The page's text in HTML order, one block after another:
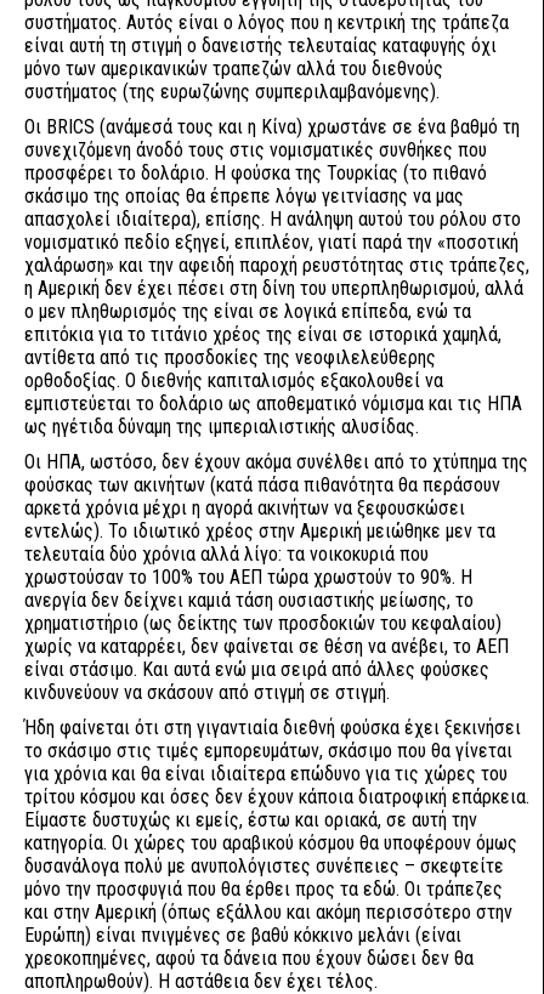
συστήματος. Αυτός είναι ο λόγος που η κεντρική της τράπεζα
είναι αυτή τη στιγμή ο δανειστής τελευταίας καταφυγής όχι
μόνο των αμερικανικών τραπεζών αλλά του διεθνούς
συστήματος (της ευρωζώνης συμπεριλαμβανόμενης).
Οι BRICS (ανάμεσά τους και η Κίνα) χρωστάνε σε ένα βαθμό τη
συνεχιζόμενη άνοδό τους στις νομισματικές συνθήκες που
προσφέρει το δολάριο. Η φούσκα της Τουρκίας (το πιθανό
σκάσιμο της οποίας θα έπρεπε λόγω γειτνίασης να μας
απασχολεί ιδιαίτερα), επίσης. Η ανάληψη αυτού του ρόλου στο
νομισματικό πεδίο εξηγεί, επιπλέον, γιατί παρά την «ποσοτική
χαλάρωση» και την αφειδή παροχή ρευστότητας στις τράπεζες,
η Αμερική δεν έχει πέσει στη δίνη του υπερπληθωρισμού, αλλά
ο μεν πληθωρισμός της είναι σε λογικά επίπεδα, ενώ τα
επιτόκια για το τιτάνιο χρέος της είναι σε ιστορικά χαμηλά,
αντίθετα από τις προσδοκίες της νεοφιλελεύθερης
ορθοδοξίας. Ο διεθνής καπιταλισμός εξακολουθεί να
εμπιστεύεται το δολάριο ως αποθεματικό νόμισμα και τις ΗΠΑ
ως ηγέτιδα δύναμη της ιμπεριαλιστικής αλυσίδας.
Οι ΗΠΑ, ωστόσο, δεν έχουν ακόμα συνέλθει από το χτύπημα της
φούσκας των ακινήτων (κατά πάσα πιθανότητα θα περάσουν
αρκετά χρόνια μέχρι η αγορά ακινήτων να ξεφουσκώσει
εντελώς). Το ιδιωτικό χρέος στην Αμερική μειώθηκε μεν τα
τελευταία δύο χρόνια αλλά λίγο: τα νοικοκυριά που
χρωστούσαν το 100% του ΑΕΠ τώρα χρωστούν το 90%. Η
ανεργία δεν δείχνει καμιά τάση ουσιαστικής μείωσης, το
χρηματιστήριο (ως δείκτης των προσδοκιών του κεφαλαίου)
χωρίς να καταρρέει, δεν φαίνεται σε θέση να ανέβει, το ΑΕΠ
είναι στάσιμο. Και αυτά ενώ μια σειρά από άλλες φούσκες
κινδυνεύουν να σκάσουν από στιγμή σε στιγμή.
Ήδη φαίνεται ότι στη γιγαντιαία διεθνή φούσκα έχει ξεκινήσει
το σκάσιμο στις τιμές εμπορευμάτων, σκάσιμο που θα γίνεται
για χρόνια και θα είναι ιδιαίτερα επώδυνο για τις χώρες του
τρίτου κόσμου και όσες δεν έχουν κάποια διατροφική επάρκεια.
Είμαστε δυστυχώς κι εμείς, έστω και οριακά, σε αυτή την
κατηγορία. Οι χώρες του αραβικού κόσμου θα υποφέρουν όμως
δυσανάλογα πολύ με ανυπολόγιστες συνέπειες – σκεφτείτε
μόνο την προσφυγιά που θα έρθει προς τα εδώ. Οι τράπεζες
και στην Αμερική (όπως εξάλλου και ακόμη περισσότερο στην
Ευρώπη) είναι πνιγμένες σε βαθύ κόκκινο μελάνι (είναι
χρεοκοπημένες, αφού τα δάνεια που έχουν δώσει δεν θα
αποπληρωθούν). Η αστάθεια δεν έχει τέλος.